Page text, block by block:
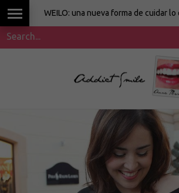
WEILO: una nueva forma de cuidar lo que